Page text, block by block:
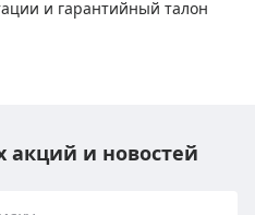
и гарантийный талон
акций и новостей